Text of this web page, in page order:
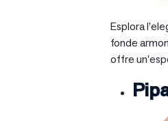
Esplora
fonde
offre